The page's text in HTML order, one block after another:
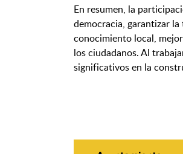
En resumen, la
democracia, garantizar
conocimiento local,
los ciudadanos. Al
significativos en la